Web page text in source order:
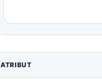
ATRIBUT